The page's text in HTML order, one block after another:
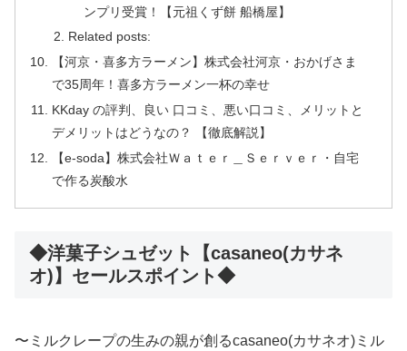
ンプリ受賞！【元祖くず餅 船橋屋】
Related posts:
【河京・喜多方ラーメン】株式会社河京・おかげさま
で35周年！喜多方ラーメン一杯の幸せ
KKday の評判、良い 口コミ、悪い口コミ、メリットと
デメリットはどうなの？ 【徹底解説】
【e-soda】株式会社Ｗａｔｅｒ＿Ｓｅｒｖｅｒ・自宅
で作る炭酸水
◆洋菓子シュゼット【casaneo(カサネ
オ)】セールスポイント◆
〜ミルクレープの生みの親が創るcasaneo(カサネオ)ミル